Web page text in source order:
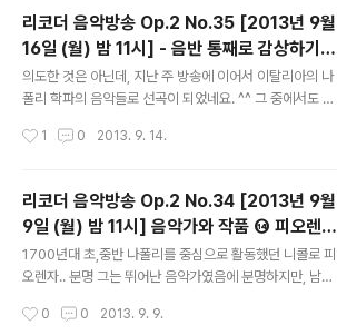
택 ① 아래 세이라디오 플레이 버튼 누르기. 또는 세이라디
오 설치 후 '리코더 음악방송' 검색. 세이라디오 설치 -> 클
릭 선택 ② 윈앰프 설치 후, 아래 방송주소를 윈앰프의 열기
(ADD)-> URL 추가에 붙여넣기. 선택 ③ 스마트폰의 경
우 우측에서 기종에 따라 앱 설치 후 '리코더 음악방송' 검
er.saycast.com ● 윈앰프 ..
리코더 음악방송 Op.2 No.35 [2013년 9월
16일 (월) 밤 11시] - 음반 통째로 감상하기
⑮ 바트 코엔 - 1725년 나폴리의 필사본
의도한 것은 아닌데, 지난 주 방송에 이어서 이탈리아의 나
폴리 학파의 음악들로 선곡이 되었네요. ^^ 그 중에서도 알
지 함께 만나보는 시간이 되겠습니다. 무엇보다도 훌륭한
감상하는 것에 큰 의미를 두려고 합니다. 9월 16일 월요일
밤 11시에 뵐께요. ^^ ● 방송일시 : 2013년 9월 16일
(월) 밤 11시 ● 청취방법 : 선택 ① 우측 사이드바의 세이
라디오 플레이 버튼 누르기. 또는 세이라디오 설치 후 '리코
더 음악방송' 검색. 세이라디오 설치 -> 클릭 선택 ② 윈앰
추가에 붙여넣기. 선택 ③ 스마트폰의 경우 우측에서 기종
1 0 2013. 9. 14.
리코더 음악방송 Op.2 No.34 [2013년 9월
9일 (월) 밤 11시] 음악가와 작품 ⑭ 피오렌자
리코더 협주곡
1700년대 초,중반 나폴리를 중심으로 활동했던 니콜로 피
오렌자.. 분명 그는 뛰어난 음악가였음에 분명하지만, 남겨
알려진 것이 사실입니다. 불과 20여곡의 작품으로 짐작할
0 0 2013. 9. 9.